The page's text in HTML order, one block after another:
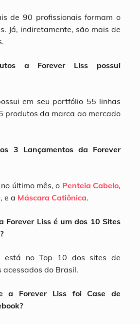
de 90 profissionais formam o
Já, indiretamente, são mais de
a Forever Liss possui
em seu portfólio 55 linhas
produtos da marca ao mercado
3 Lançamentos da Forever
último mês, o Penteia Cabelo,
, e a Máscara Catiônica.
Forever Liss é um dos 10 Sites
está no Top 10 dos sites de
acessados do Brasil.
a Forever Liss foi Case de